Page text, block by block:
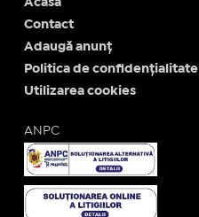
Acasă
Contact
Adaugă anunț
Politica de confidențialitate
Utilizarea cookies
ANPC